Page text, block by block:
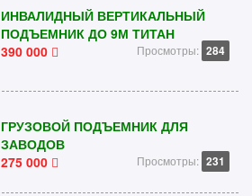
ИНВАЛИДНЫЙ ВЕРТИКАЛЬНЫЙ
ПОДЪЕМНИК ДО 9М ТИТАН
390 000
Просмотры: 284
ГРУЗОВОЙ ПОДЪЕМНИК ДЛЯ
ЗАВОДОВ
275 000
Просмотры: 231